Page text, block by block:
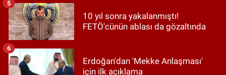
10 yıl sonra yakalanmıştı!
FETÖ'cünün ablası da gözaltında
5
Erdoğan'dan 'Mekke Anlaşması'
için ilk açıklama
6